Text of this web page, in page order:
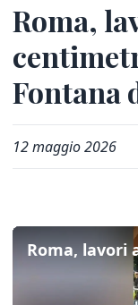
Roma,
Fontana
12 maggio 2026